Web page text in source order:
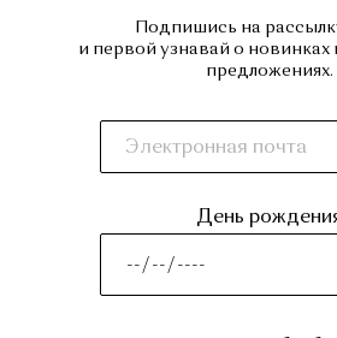
Подпишись на
и первой узнавай о новинках
предложениях.
День